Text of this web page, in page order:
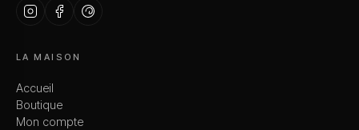
LA MAISON
Accueil
Boutique
Mon compte